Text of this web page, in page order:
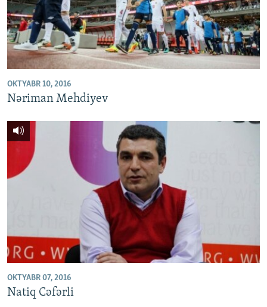
OKTYABR 10, 2016
Nəriman Mehdiyev
OKTYABR 07, 2016
Natiq Cəfərli